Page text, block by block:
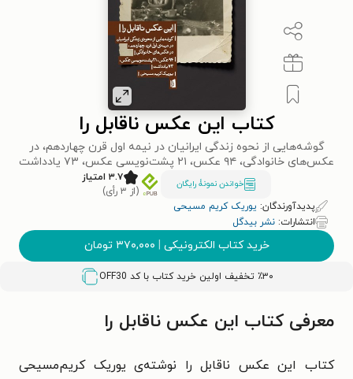
کتاب این عکس ناقابل را
گوشه‌هایی از نحوه زندگی ایرانیان در نیمه اول قرن چهاردهم، در
عکس‌های خانوادگی، ۹۴ عکس، ۲۱ پشت‌نویسی عکس، ۷۳ یادداشت
خواندن نمونۀ رایگان
۳.۷ امتیاز
(از ۳ رأی)
پدیدآورندگان: یوریک کریم مسیحی
انتشارات: نشر بیدگل
خرید کتاب الکترونیکی | ۳۷۰,۰۰۰ تومان
٪۳۰ تخفیف اولین خرید کتاب با کد OFF30
معرفی کتاب این عکس ناقابل را
کتاب این عکس ناقابل را نوشته‌ی یوریک کریم‌مسیحی